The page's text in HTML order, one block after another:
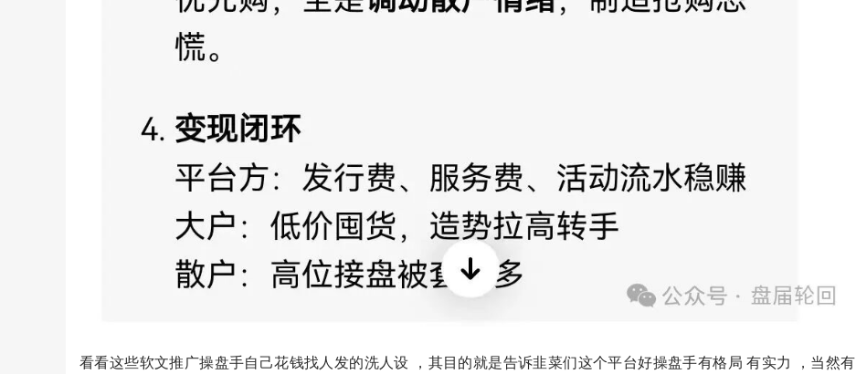
看看这些软文推广操盘手自己花钱找人发的洗人设 ，其目的就是告诉韭菜们这个平台好操盘手有格局 有实力 ，当然有